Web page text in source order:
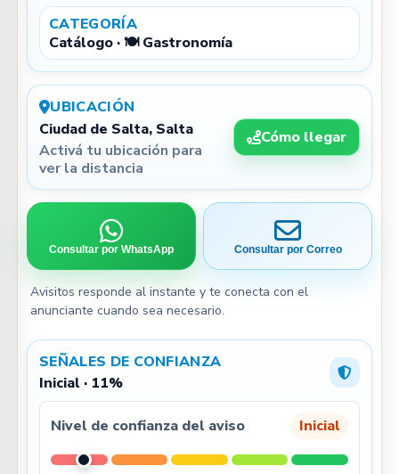
CATEGORÍA
Catálogo · 🍽️ Gastronomía
UBICACIÓN
Ciudad de Salta, Salta
Activá tu ubicación para
ver la distancia
Cómo llegar
Consultar por WhatsApp Consultar por Correo
Avisitos responde al instante y te conecta con el
anunciante cuando sea necesario.
SEÑALES DE CONFIANZA
Inicial · 11%
Nivel de confianza del aviso Inicial